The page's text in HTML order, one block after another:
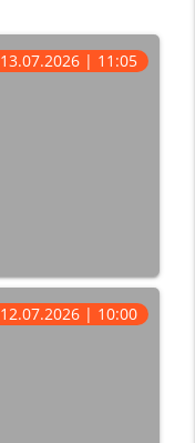
13.07.2026 | 11:05
12.07.2026 | 10:00